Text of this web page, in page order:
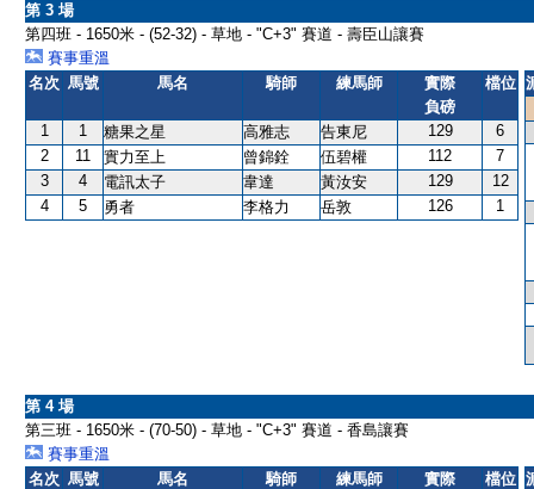
第 3 場
第四班 - 1650米 - (52-32) - 草地 - "C+3" 賽道 - 壽臣山讓賽
賽事重溫
名次 馬號 馬名 騎師 練馬師
實際
負磅
檔位
1 1 糖果之星 高雅志 告東尼 129
6
2
11 實力至上 曾錦銓 伍碧權 112
7
3
4 電訊太子 韋達 黃汝安 129
12
4
5 勇者 李格力 岳敦 126 1
第 4 場
第三班 - 1650米 - (70-50) - 草地 - "C+3" 賽道 - 香島讓賽
賽事重溫
名次 馬號 馬名 騎師 練馬師
實際
檔位